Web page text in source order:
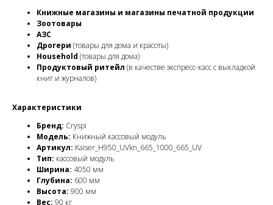
Книжные магазины и магазины печатной продукции
Зоотовары
АЗС
Дрогери (товары для дома и красоты)
Household (товары для дома)
Продуктовый ритейл (в качестве экспресс-касс с выкладкой
книг и журналов)
Характеристики
Бренд: Cryspi
Модель: Книжный кассовый модуль
Артикул: Kaiser_H950_UVkn_665_1000_665_UV
Тип: кассовый модуль
Ширина: 4050 мм
Глубина: 600 мм
Высота: 900 мм
Вес: 90 кг